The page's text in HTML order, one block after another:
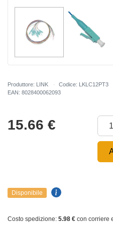
Produttore: LINK Codice: LKLC12PT3
EAN: 8028400062093
15.66 €
Disponibile
Costo spedizione: 5.98 € con corriere